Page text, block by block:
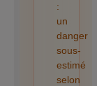
:
un
danger
sous-
estimé
selon